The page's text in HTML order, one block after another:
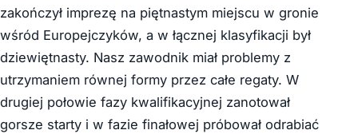
zakończył imprezę na piętnastym miejscu w gronie
wśród Europejczyków, a w łącznej klasyfikacji był
dziewiętnasty. Nasz zawodnik miał problemy z
utrzymaniem równej formy przez całe regaty. W
drugiej połowie fazy kwalifikacyjnej zanotował
gorsze starty i w fazie finałowej próbował odrabiać